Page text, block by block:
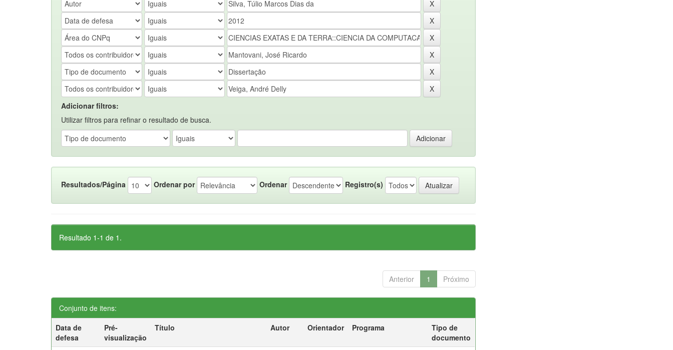
Adicionar filtros:
Utilizar filtros para refinar o resultado de busca.
Resultados/Página Ordenar por Ordenar Registro(s)
Resultado 1-1 de 1.
Anterior 1 Próximo
Conjunto de itens:
Data de
defesa
Pré-
visualização
Título Autor Orientador Programa
Tipo de
documento